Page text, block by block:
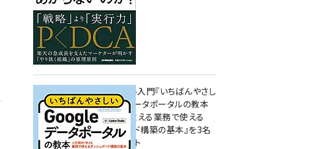
無料BIツール入門『いちばんやさし
いGoogleデータポータルの教本
人気講師が教える業務で使える
ダッシュボード構築の基本』を3名
様にプレゼント